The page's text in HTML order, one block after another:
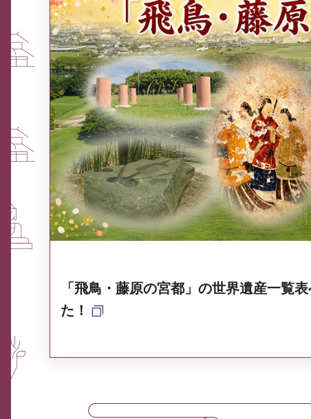
「飛鳥・藤原の宮都」の世界遺産一覧
た！
中東情勢や原油価格上昇の影響
を受ける中小企業向け相談窓口
について
ふるさと納税なら、奈良